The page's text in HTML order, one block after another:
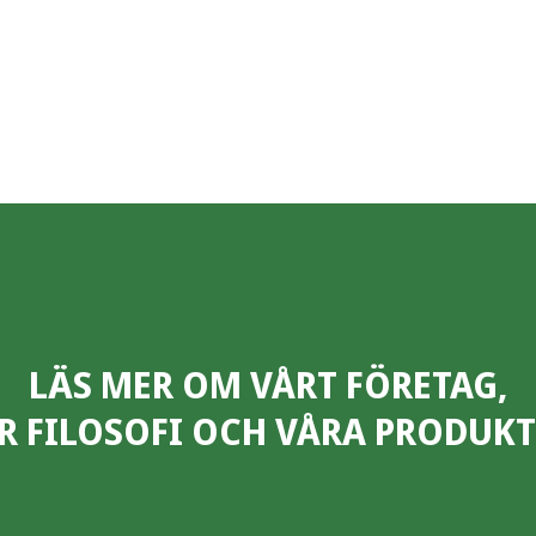
LÄS MER OM VÅRT FÖRETAG,
FILOSOFI OCH VÅRA